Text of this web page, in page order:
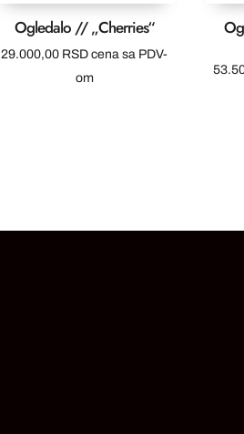
Ogledalo // „Cherries“
29.000,00 RSD cena sa PDV-
om